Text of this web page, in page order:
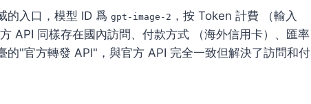
的入口，模型 ID 爲 gpt-image-2 ，按 Token 計費 （輸入
API 同樣存在國內訪問、付款方式 （海外信用卡）、匯率
"官方轉發 API"，與官方 API 完全一致但解決了訪問和付